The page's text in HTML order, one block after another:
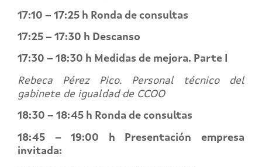
17:10 – 17:25 h Ronda de consultas
17:25 – 17:30 h Descanso
17:30 – 18:30 h Medidas de mejora. Parte I
Rebeca Pérez Pico. Personal técnico del
gabinete de igualdad de CCOO
18:30 – 18:45 h Ronda de consultas
18:45 – 19:00 h Presentación empresa
invitada: